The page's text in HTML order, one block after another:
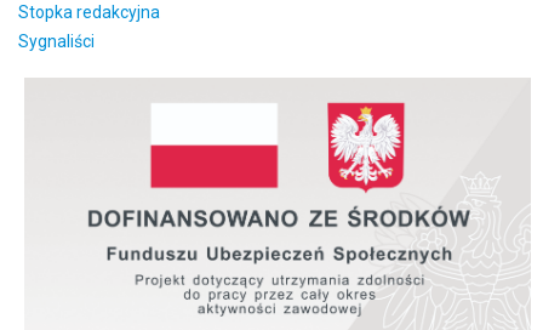
Stopka redakcyjna
Sygnaliści